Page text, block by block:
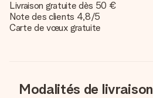
Livraison gratuite dès 50 €
Note des clients 4,8/5
Carte de vœux gratuite
Modalités de livraison